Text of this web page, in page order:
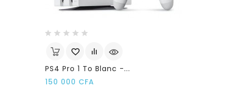
PS4 Pro 1 To Blanc -...
150 000 CFA